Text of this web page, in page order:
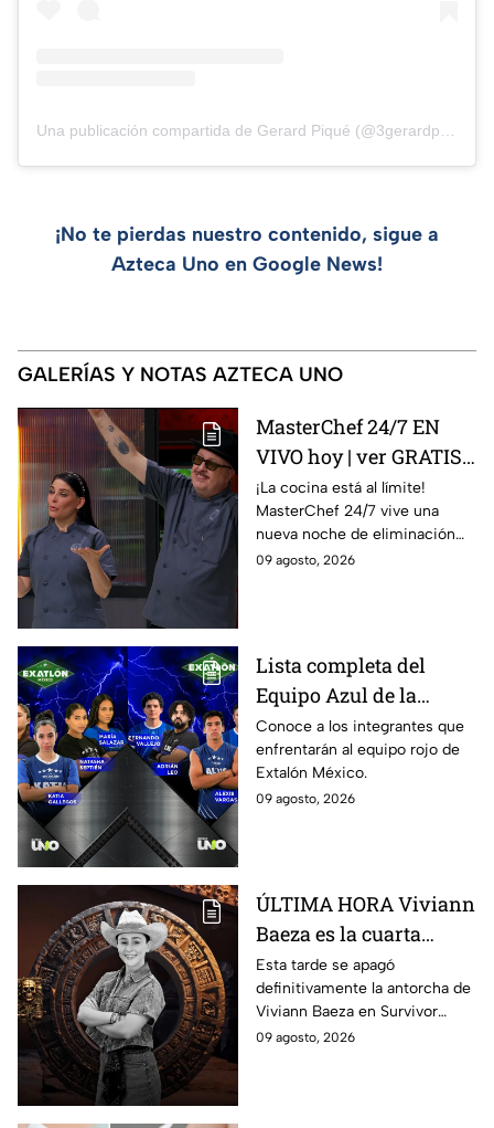
¡No te pierdas nuestro contenido, sigue a
Azteca Uno en Google News!
GALERÍAS Y NOTAS AZTECA UNO
MasterChef 24/7 EN
VIVO hoy | ver GRATIS
en línea la transmisión
del domingo de
ELIMINACIÓN del 09 de
agosto de la edición
online, gratis y por
internet
¡La cocina está al límite!
MasterChef 24/7 vive una
nueva noche de eliminación
donde un cocinero tendrá que
09 agosto, 2026
Lista completa del
Equipo Azul de la
décima Temporada de
Exatlón México
Conoce a los integrantes que
enfrentarán al equipo rojo de
Extalón México.
09 agosto, 2026
ÚLTIMA HORA Viviann
Baeza es la cuarta
ELIMINADA de
Survivor México La
Reliquia en Llamas
Esta tarde se apagó
definitivamente la antorcha de
Viviann Baeza en Survivor
México La Reliquia en Llamas.
09 agosto, 2026